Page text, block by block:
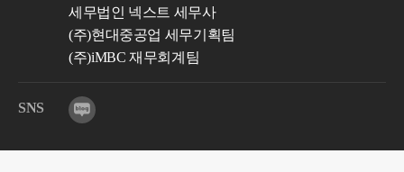
세무법인 넥스트 세무사
(주)현대중공업 세무기획팀
(주)iMBC 재무회계팀
SNS